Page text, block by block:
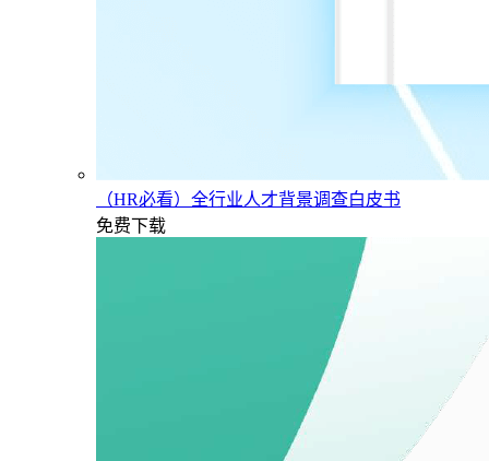
（HR必看）全行业人才背景调查白皮书
免费下载